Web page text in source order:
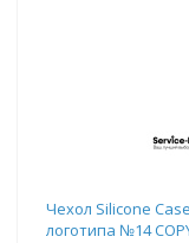
Чехол Silicone
логотипа №14